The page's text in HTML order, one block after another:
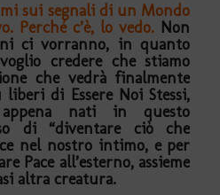
sui segnali di un Mondo
Perché c’è, lo vedo. Non
ci vorranno, in quanto
credere che stiamo
che vedrà finalmente
di Essere Noi Stessi,
nati in questo
di “diventare ciò che
nel nostro intimo, e per
Pace all’esterno, assieme
altra creatura.